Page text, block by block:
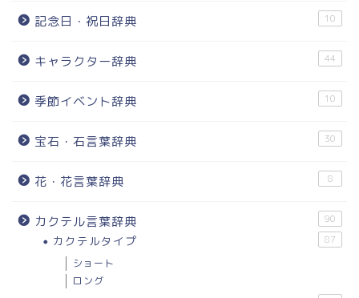
記念日・祝日辞典 10
キャラクター辞典 44
季節イベント辞典 10
宝石・石言葉辞典 30
花・花言葉辞典 8
カクテル言葉辞典 90
カクテルタイプ 87
ショート
ロング